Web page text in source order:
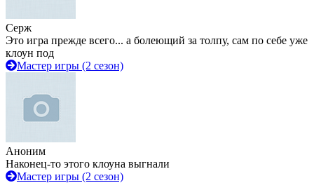
Серж
Это игра прежде всего... а болеющий за толпу, сам по себе уже
клоун под
Мастер игры (2 сезон)
Аноним
Наконец-то этого клоуна выгнали
Мастер игры (2 сезон)